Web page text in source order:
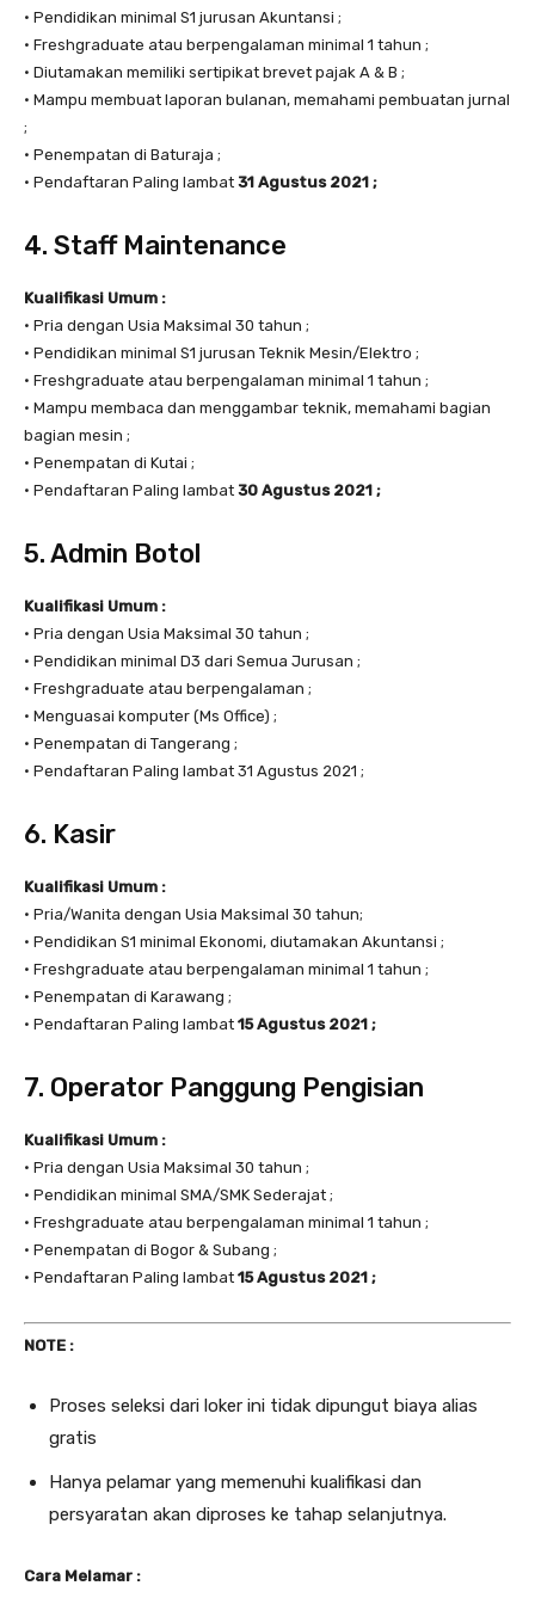
• Pendidikan minimal S1 jurusan Akuntansi ;
• Freshgraduate atau berpengalaman minimal 1 tahun ;
• Diutamakan memiliki sertipikat brevet pajak A & B ;
• Mampu membuat laporan bulanan, memahami pembuatan jurnal
;
• Penempatan di Baturaja ;
• Pendaftaran Paling lambat 31 Agustus 2021 ;
4. Staff Maintenance
Kualifikasi Umum :
• Pria dengan Usia Maksimal 30 tahun ;
• Pendidikan minimal S1 jurusan Teknik Mesin/Elektro ;
• Freshgraduate atau berpengalaman minimal 1 tahun ;
• Mampu membaca dan menggambar teknik, memahami bagian
bagian mesin ;
• Penempatan di Kutai ;
• Pendaftaran Paling lambat 30 Agustus 2021 ;
5. Admin Botol
Kualifikasi Umum :
• Pria dengan Usia Maksimal 30 tahun ;
• Pendidikan minimal D3 dari Semua Jurusan ;
• Freshgraduate atau berpengalaman ;
• Menguasai komputer (Ms Office) ;
• Penempatan di Tangerang ;
• Pendaftaran Paling lambat 31 Agustus 2021 ;
6. Kasir
Kualifikasi Umum :
• Pria/Wanita dengan Usia Maksimal 30 tahun;
• Pendidikan S1 minimal Ekonomi, diutamakan Akuntansi ;
• Freshgraduate atau berpengalaman minimal 1 tahun ;
• Penempatan di Karawang ;
• Pendaftaran Paling lambat 15 Agustus 2021 ;
7. Operator Panggung Pengisian
Kualifikasi Umum :
• Pria dengan Usia Maksimal 30 tahun ;
• Pendidikan minimal SMA/SMK Sederajat ;
• Freshgraduate atau berpengalaman minimal 1 tahun ;
• Penempatan di Bogor & Subang ;
• Pendaftaran Paling lambat 15 Agustus 2021 ;
NOTE :
Proses seleksi dari loker ini tidak dipungut biaya alias
gratis
Hanya pelamar yang memenuhi kualifikasi dan
persyaratan akan diproses ke tahap selanjutnya.
Cara Melamar :